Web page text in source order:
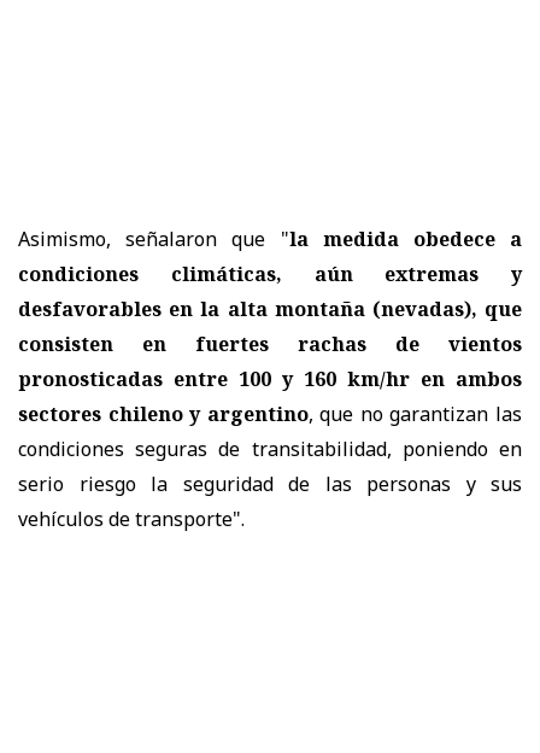
Asimismo, señalaron que "la medida obedece a
condiciones climáticas, aún extremas y
desfavorables en la alta montaña (nevadas), que
consisten en fuertes rachas de vientos
pronosticadas entre 100 y 160 km/hr en ambos
sectores chileno y argentino, que no garantizan las
condiciones seguras de transitabilidad, poniendo en
serio riesgo la seguridad de las personas y sus
vehículos de transporte".